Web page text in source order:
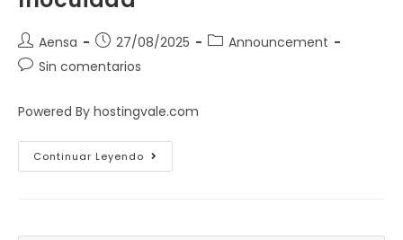
Aensa 27/08/2025
Announcement
Sin comentarios
Powered By hostingvale.com
Continuar Leyendo